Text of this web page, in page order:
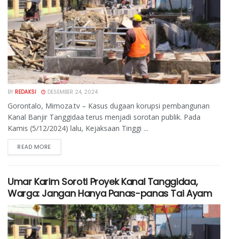
BY REDAKSI DESEMBER 24, 2024
Gorontalo, Mimoza.tv – Kasus dugaan korupsi pembangunan
Kanal Banjir Tanggidaa terus menjadi sorotan publik. Pada
Kamis (5/12/2024) lalu, Kejaksaan Tinggi ...
READ MORE
Umar Karim Soroti Proyek Kanal Tanggidaa,
Warga: Jangan Hanya Panas-panas Tai Ayam